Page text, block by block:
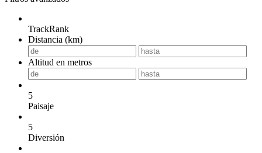
TrackRank
Distancia (km)
Altitud en metros
5
Paisaje
5
Diversión